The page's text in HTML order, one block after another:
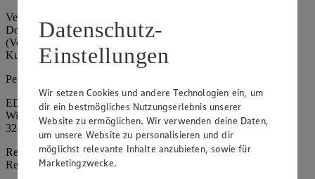
Vertretungsberechtigte: Mark Rosenkranz (Sprecher), Eileen
Dominique Klingsiek (Vorstandsmitglied), Ulf-U. Plath
(Vorstandsmitglied), Stephan Wohler (Vorstandsmitglied), Marc
Kuhlmann (Aufsichtsratsvorsitzender)
Persönlich haftende Gesellschafterin:
EDEKA Minden-Hannover Holding GmbH
Wittelsbacherallee 61
32427 Minden
Registergericht: Amtsgericht Bad Oeynhausen
Registernummer: HRB 4086
Datenschutz-
Einstellungen
Wir setzen Cookies und andere Technologien ein, um
dir ein bestmögliches Nutzungserlebnis unserer
Website zu ermöglichen. Wir verwenden deine Daten,
um unsere Website zu personalisieren und dir
möglichst relevante Inhalte anzubieten, sowie für
Marketingzwecke.